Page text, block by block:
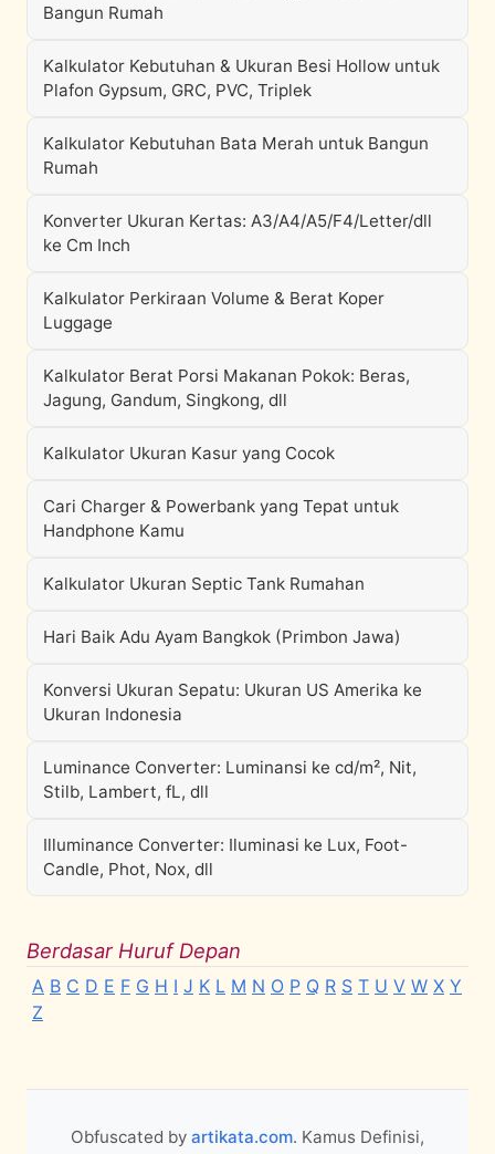
Bangun Rumah
Kalkulator Kebutuhan & Ukuran Besi Hollow untuk
Plafon Gypsum, GRC, PVC, Triplek
Kalkulator Kebutuhan Bata Merah untuk Bangun
Rumah
Konverter Ukuran Kertas: A3/A4/A5/F4/Letter/dll
ke Cm Inch
Kalkulator Perkiraan Volume & Berat Koper
Luggage
Kalkulator Berat Porsi Makanan Pokok: Beras,
Jagung, Gandum, Singkong, dll
Kalkulator Ukuran Kasur yang Cocok
Cari Charger & Powerbank yang Tepat untuk
Handphone Kamu
Kalkulator Ukuran Septic Tank Rumahan
Hari Baik Adu Ayam Bangkok (Primbon Jawa)
Konversi Ukuran Sepatu: Ukuran US Amerika ke
Ukuran Indonesia
Luminance Converter: Luminansi ke cd/m², Nit,
Stilb, Lambert, fL, dll
Illuminance Converter: Iluminasi ke Lux, Foot-
Candle, Phot, Nox, dll
Berdasar Huruf Depan
A B C D E F G H I J K L M N O P Q R S T U V W X Y
Z
Obfuscated by artikata.com. Kamus Definisi,